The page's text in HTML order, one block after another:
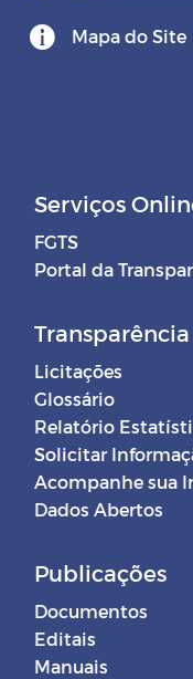
Mapa do Site
Serviços
FGTS
Portal da
Transparência
Licitações
Glossário
Relatório
Solicitar
Acompanhe sua
Dados Abertos
Publicações
Documentos
Editais
Manuais